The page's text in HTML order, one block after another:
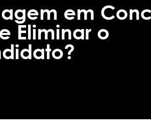
em
Eliminar o